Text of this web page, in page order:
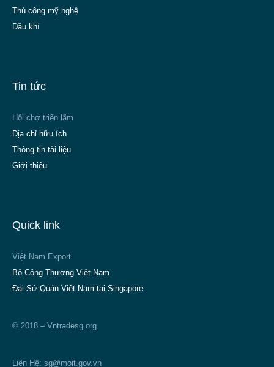
Thủ công mỹ nghệ
Dầu khí
Tin tức
Hội chợ triển lãm
Địa chỉ hữu ích
Thông tin tài liệu
Giới thiệu
Quick link
Việt Nam Export
Bộ Công Thương Việt Nam
Đại Sứ Quán Việt Nam tại Singapore
© 2018 – Vntradesg.org
Liên Hệ: sg@moit.gov.vn